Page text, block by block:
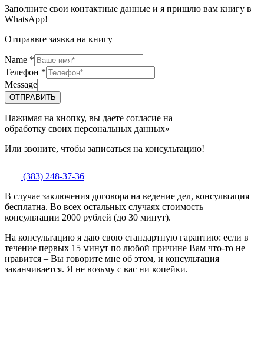
Заполните свои контактные данные и я пришлю вам книгу в
WhatsApp!
Отправьте заявка на книгу
Name *
Телефон *
Message
ОТПРАВИТЬ
Нажимая на кнопку, вы даете согласие на
обработку своих персональных данных»
Или звоните, чтобы записаться на консультацию!
(383) 248-37-36
В случае заключения договора на ведение дел, консультация
бесплатна. Во всех остальных случаях стоимость
консультации 2000 рублей (до 30 минут).
На консультацию я даю свою стандартную гарантию: если в
течение первых 15 минут по любой причине Вам что-то не
нравится – Вы говорите мне об этом, и консультация
заканчивается. Я не возьму с вас ни копейки.